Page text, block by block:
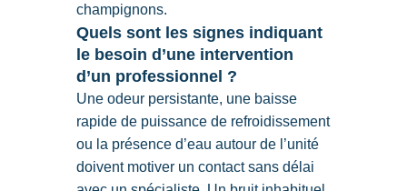
champignons.
Quels sont les signes indiquant
le besoin d’une intervention
d’un professionnel ?
Une odeur persistante, une baisse
rapide de puissance de refroidissement
ou la présence d’eau autour de l’unité
doivent motiver un contact sans délai